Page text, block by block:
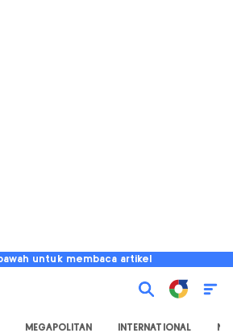
untuk membaca artikel
MEGAPOLITAN INTERNATIONAL